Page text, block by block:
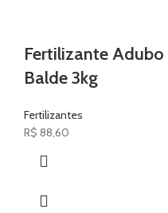
Fertilizante
Balde 3kg
Fertilizantes
R$ 88,60